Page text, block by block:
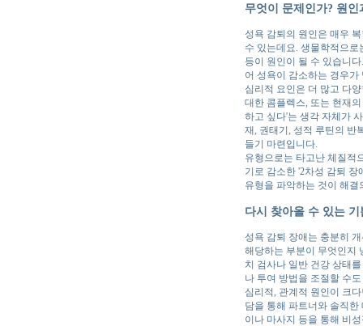
무엇이 문제인가? 원
성욕 감퇴의 원인은 매우
수 있는데요. 생물학적으
등이 원인이 될 수 있습니
어 성욕이 감소하는 경우가
심리적 요인은 더 많고 다
대한 콤플렉스, 또는 현재
하고 싶다'는 생각 자체가
재, 권태기, 성적 루틴의 반
들기 마련입니다.
유형으로는 타고난 체질적
기로 감소한 '2차성 감퇴
유형을 파악하는 것이 해결
다시 찾아올 수 있는
성욕 감퇴 장애는 충분히
해당하는 부분이 무엇인지
치 검사나 일반 건강 상태
나 투여 방법을 조절할 수
심리적, 관계적 원인이 크
담을 통해 파트너와 솔직
이나 마사지 등을 통해 비